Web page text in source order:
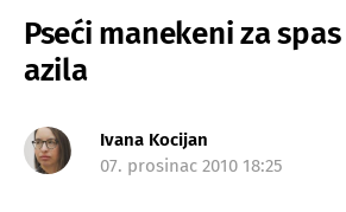
Pseći manekeni za
azila
Ivana Kocijan
07. prosinac 2010 18:25